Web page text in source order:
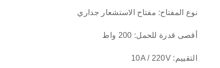
نوع المفتاح: مفتاح الاستشعار جداري
أقصى قدرة للحمل: 200 واط
التقييم: 10A / 220V